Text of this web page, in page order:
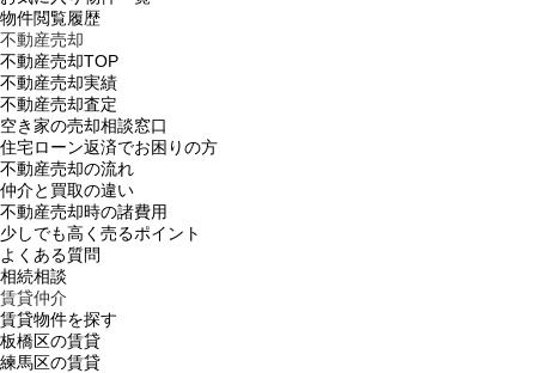
物件閲覧履歴
不動産売却
不動産売却TOP
不動産売却実績
不動産売却査定
空き家の売却相談窓口
住宅ローン返済でお困りの方
不動産売却の流れ
仲介と買取の違い
不動産売却時の諸費用
少しでも高く売るポイント
よくある質問
相続相談
賃貸仲介
賃貸物件を探す
板橋区の賃貸
練馬区の賃貸